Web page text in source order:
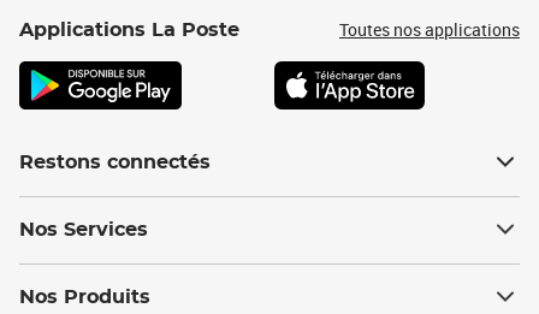
Applications La Poste Toutes nos applications
Restons connectés
Nos Services
Nos Produits